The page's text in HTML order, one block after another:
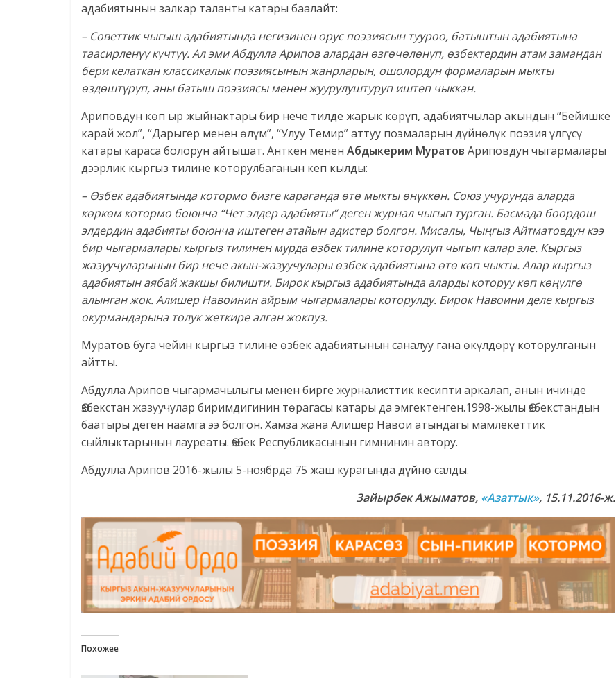
адабиятынын залкар таланты катары баалайт:
– Советтик чыгыш адабиятында негизинен орус поэзиясын тууроо, батыштын адабиятына
таасирленүүкүчтүү. Ал эми Абдулла Арипов аларданөзгөчөлөнүп, өзбектердин атам замандан
бери келаткан классикалык поэзиясынын жанрларын, ошолордун формаларын мыкты
өздөштүрүп, аны батыш поэзиясы менен жуурулуштуруп иштеп чыккан.
Ариповдун көп ыр жыйнактары бир нече тилде жарык көрүп, адабиятчылар акындын “Бейишке
карай жол”, “Дарыгер менен өлүм”, “Улуу Темир” аттуу поэмаларын дүйнөлүк поэзия үлгүсү
катары караса болорун айтышат. Анткен менен Абдыкерим Муратов Ариповдун чыгармалары
дээрлик кыргыз тилине которулбаганын кеп кылды:
– Өзбек адабиятында котормо бизге караганда өтө мыктыөнүккөн. Союз учурунда аларда
көркөм котормо боюнча “Чет элдер адабияты” деген журнал чыгып турган. Басмада боордош
элдердин адабияты боюнча иштеген атайын адистер болгон. Мисалы, Чыңгыз Айтматовдун кээ
бир чыгармалары кыргыз тилинен мурда өзбек тилине которулуп чыгып калар эле. Кыргыз
жазуучуларынын бир нече акын-жазуучуларыөзбек адабиятына өтө көп чыкты. Алар кыргыз
адабиятын аябай жакшы билишти. Бирок кыргыз адабиятында аларды которуу көп көңүлгө
алынган жок. Алишер Навоинин айрым чыгармалары которулду. Бирок Навоини деле кыргыз
окурмандарына толук жеткире алган жокпуз.
Муратов буга чейин кыргыз тилине өзбек адабиятынын саналуу гана өкүлдөрү которулганын
айтты.
Абдулла Арипов чыгармачылыгы менен бирге журналисттик кесипти аркалап, анын ичинде
Өзбекстан жазуучулар биримдигинин төрагасы катары да эмгектенген.1998-жылы Өзбекстандын
баатыры деген наамга ээ болгон. Хамза жана Алишер Навои атындагы мамлекеттик
сыйлыктарынын лауреаты. Өзбек Республикасынын гимнинин автору.
Абдулла Арипов 2016-жылы 5-ноябрда 75 жаш курагында дүйнө салды.
Зайырбек Ажыматов, «Азаттык», 15.11.2016-ж.
Похожее